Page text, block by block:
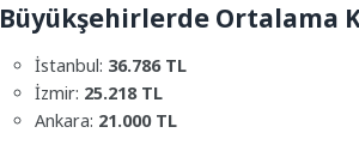
Büyükşehirlerde Ortalama
İstanbul: 36.786 TL
İzmir: 25.218 TL
Ankara: 21.000 TL